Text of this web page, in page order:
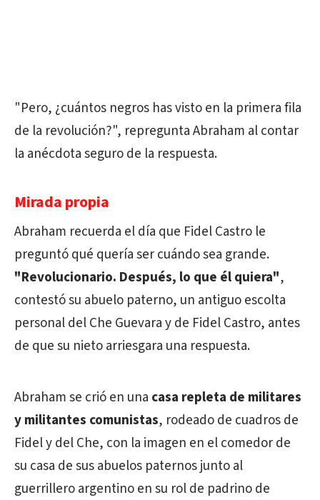
"Pero, ¿cuántos negros has visto en la primera fila
de la revolución?", repregunta Abraham al contar
la anécdota seguro de la respuesta.
Mirada propia
Abraham recuerda el día que Fidel Castro le
preguntó qué quería ser cuándo sea grande.
"Revolucionario. Después, lo que él quiera",
contestó su abuelo paterno, un antiguo escolta
personal del Che Guevara y de Fidel Castro, antes
de que su nieto arriesgara una respuesta.
Abraham se crió en una casa repleta de militares
y militantes comunistas, rodeado de cuadros de
Fidel y del Che, con la imagen en el comedor de
su casa de sus abuelos paternos junto al
guerrillero argentino en su rol de padrino de